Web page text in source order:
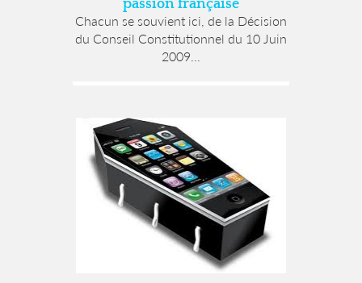
passion française
Chacun se souvient ici, de la Décision
du Conseil Constitutionnel du 10 Juin
2009...